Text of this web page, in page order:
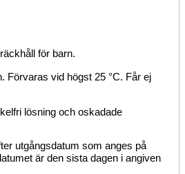
för barn.
Förvaras vid högst 25 °C. Får ej
lösning och oskadade
utgångsdatum som anges på
är den sista dagen i angiven